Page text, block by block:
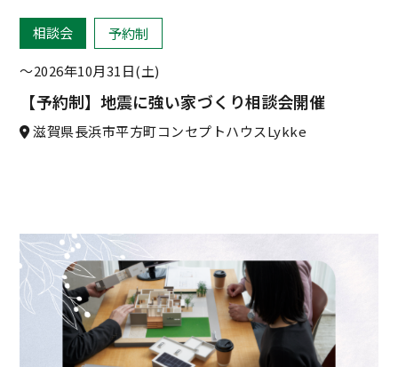
相談会
予約制
〜2026年10月31日(土)
【予約制】地震に強い家づくり相談会開催
滋賀県長浜市平方町コンセプトハウスLykke